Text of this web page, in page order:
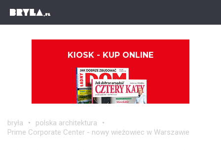
KIOSK - KUP ONLINE
bryła
polska architektura
Prime Corporate Center - nowy wieżowiec w Warszawie